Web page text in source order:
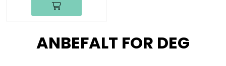
ANBEFALT FOR DEG